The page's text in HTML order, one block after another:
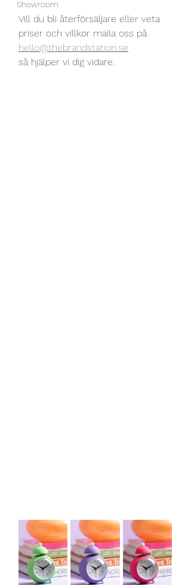
Showroom
Vill du bli återförsäljare eller veta
priser och villkor maila oss på
hello@thebrandstation.se
så hjälper vi dig vidare.